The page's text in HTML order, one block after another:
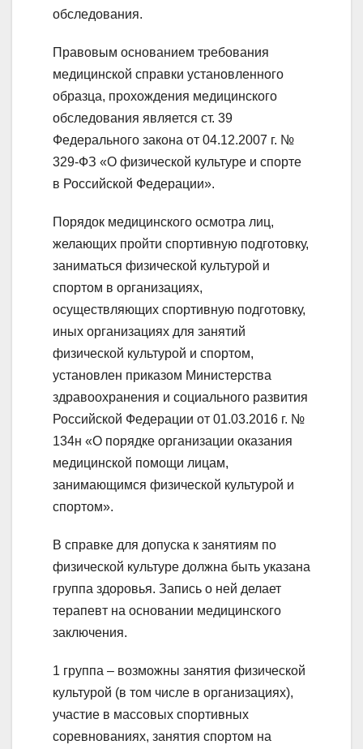
обследования.
Правовым основанием требования
медицинской справки установленного
образца, прохождения медицинского
обследования является ст. 39
Федерального закона от 04.12.2007 г. №
329-ФЗ «О физической культуре и спорте
в Российской Федерации».
Порядок медицинского осмотра лиц,
желающих пройти спортивную подготовку,
заниматься физической культурой и
спортом в организациях,
осуществляющих спортивную подготовку,
иных организациях для занятий
физической культурой и спортом,
установлен приказом Министерства
здравоохранения и социального развития
Российской Федерации от 01.03.2016 г. №
134н «О порядке организации оказания
медицинской помощи лицам,
занимающимся физической культурой и
спортом».
В справке для допуска к занятиям по
физической культуре должна быть указана
группа здоровья. Запись о ней делает
терапевт на основании медицинского
заключения.
1 группа – возможны занятия физической
культурой (в том числе в организациях),
участие в массовых спортивных
соревнованиях, занятия спортом на